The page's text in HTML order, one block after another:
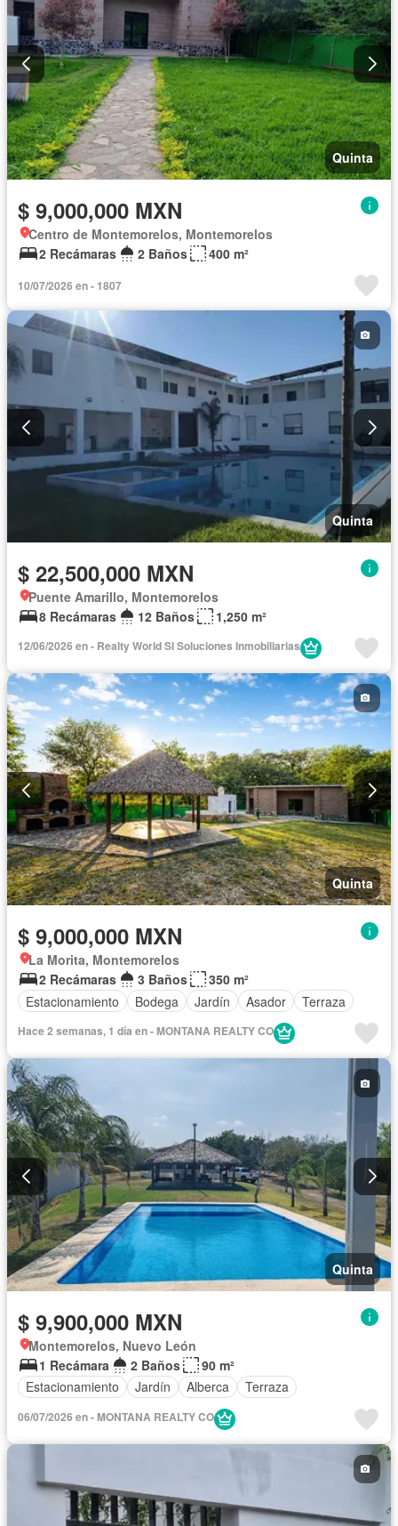
Quinta
$ 9,000,000 MXN
Centro de Montemorelos, Montemorelos
2 Recámaras
2 Baños 400 m²
10/07/2026 en - 1807
Quinta
$ 22,500,000 MXN
Puente Amarillo, Montemorelos
8 Recámaras
12 Baños 1,250 m²
12/06/2026 en - Realty World SI Soluciones Inmobiliarias
Quinta
$ 9,000,000 MXN
La Morita, Montemorelos
2 Recámaras
3 Baños
350 m²
Estacionamiento
Bodega Jardín Asador Terraza
Hace 2 semanas, 1 día en - MONTANA REALTY CO
Quinta
$ 9,900,000 MXN
Montemorelos, Nuevo León
1 Recámara
2 Baños
90 m²
Estacionamiento
Jardín Alberca Terraza
06/07/2026 en - MONTANA REALTY CO